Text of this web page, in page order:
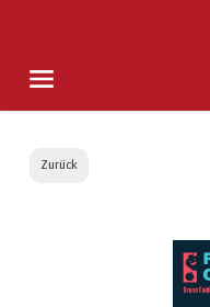
Zurück
Bildergalerie überspringen